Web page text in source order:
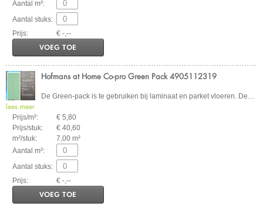
Aantal m²:
Aantal stuks:
Prijs:
€ -,--
VOEG TOE
Hofmans at Home Co-pro Green Pack 4905112319
De Green-pack is te gebruiken bij laminaat en parket vloeren. De…
lees meer
Prijs/m²:
€ 5,80
Prijs/stuk:
€ 40,60
m²/stuk:
7,00 m²
Aantal m²:
Aantal stuks:
Prijs:
€ -,--
VOEG TOE